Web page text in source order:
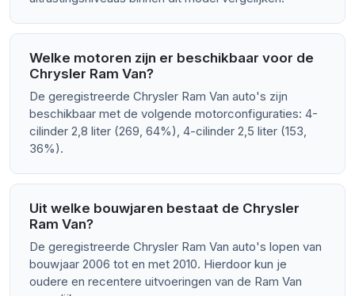
Welke motoren zijn er beschikbaar voor de
Chrysler Ram Van?
De geregistreerde Chrysler Ram Van auto's zijn
beschikbaar met de volgende motorconfiguraties: 4-
cilinder 2,8 liter (269, 64%), 4-cilinder 2,5 liter (153,
36%).
Uit welke bouwjaren bestaat de Chrysler
Ram Van?
De geregistreerde Chrysler Ram Van auto's lopen van
bouwjaar 2006 tot en met 2010. Hierdoor kun je
oudere en recentere uitvoeringen van de Ram Van